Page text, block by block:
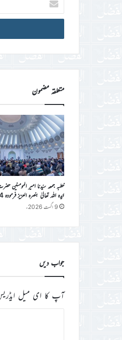
ای
میل
ڈی
متعلقہ مضمون
خطبہ جمعہ سیّدنا امیر المومنین
ایّدہ اللہ تعالیٰ بنصرہ العزیز فرمودہ 24؍جولائی 2026ء
9 اگست 2026ء
جواب دیں
آپ کا ای میل